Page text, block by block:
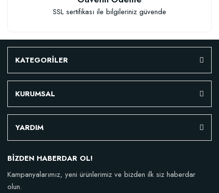
SSL sertifikası ile bilgileriniz güvende
KATEGORİLER
KURUMSAL
YARDIM
BİZDEN HABERDAR OL!
Kampanyalarımız, yeni ürünlerimiz ve bizden ilk siz haberdar
olun.